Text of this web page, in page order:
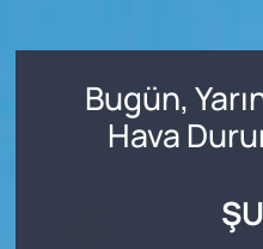
Bugün,
Hava
SİYASET
Son Dakika Haberleri